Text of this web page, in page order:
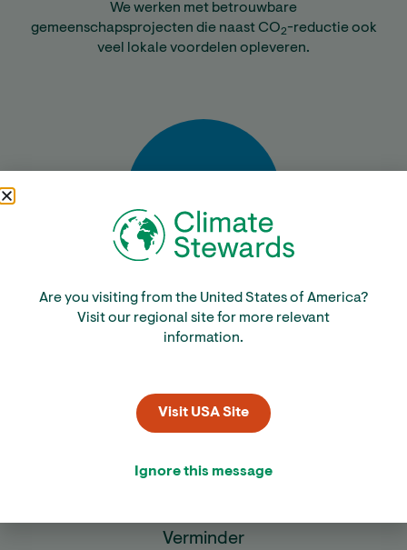
We werken met betrouwbare
gemeenschapsprojecten die naast CO2-reductie ook
veel lokale voordelen opleveren.
Bereken
Verminder
Are you visiting from the United States of America?
Visit our regional site for more relevant
information.
Visit USA Site
Ignore this message